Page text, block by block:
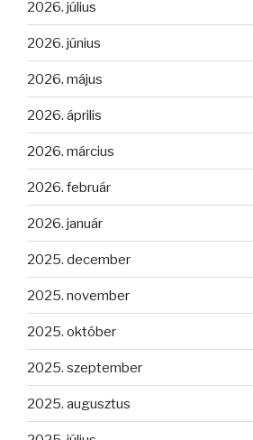
2026. július
2026. június
2026. május
2026. április
2026. március
2026. február
2026. január
2025. december
2025. november
2025. október
2025. szeptember
2025. augusztus